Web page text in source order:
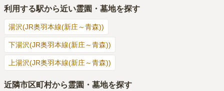
利用する駅から近い霊園・墓地を探す
湯沢(JR奥羽本線(新庄～青森))
下湯沢(JR奥羽本線(新庄～青森))
上湯沢(JR奥羽本線(新庄～青森))
近隣市区町村から霊園・墓地を探す